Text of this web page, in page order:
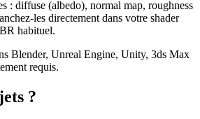
: diffuse (albedo), normal map, roughness
les directement dans votre shader
habituel.
Blender, Unreal Engine, Unity, 3ds Max
requis.
?